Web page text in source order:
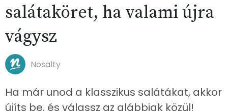
salátaköret, ha valami újra
vágysz
Nosalty
Ha már unod a klasszikus salátákat, akkor
újíts be, és válassz az alábbiak közül!